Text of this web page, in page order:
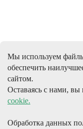
Мы используем
обеспечить
сайтом.
Оставаясь с нами, вы
cookie.
Обработка данных